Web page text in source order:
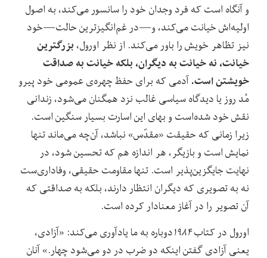
و آنگاه است که فرد وجدان خود را سانسور می‌کند، به اصول
اولیه‌اش خیانت می‌کند، و—در غم‌انگیزترین حالت—خود
نیز تظاهر خویش را باور می‌کند. از نظر اورول، بزرگترین
خیانت، نه خیانت به دیگران، بلکه خیانت به صداقت
خویشتن است.آدمی که برای حفظ چهره‌ی عمومی خود پیرو
مُد روز یا دیدگاه سیاسی غالب نزد همگنان می‌شود، زندانی
نقش خود شده‌است و بهای این اسارت بسیار سنگین است.
زیرا زمانی که حقیقت «مقدّس» نباشد، آن‌چه می‌ماند تنها
نمایش است و بازیگر، هر اندازه هم که تحسین شود، در
نهایت جایگزین‌پذیر است. تنها مقاومت حقیقی، وفاداری‌ست
نه به تصویری که دیگران انتظار دارند، بلکه به صداقتی که
آن تصویر را در آغاز معنادار کرده است.
اورول در کتاب۱۹۸۴دوباره به ما یادآوری می‌کند: «آزادی،
یعنی آزادی گفتن اینکه دو ضرب‌ در دو می‌شود چهار.» آنان